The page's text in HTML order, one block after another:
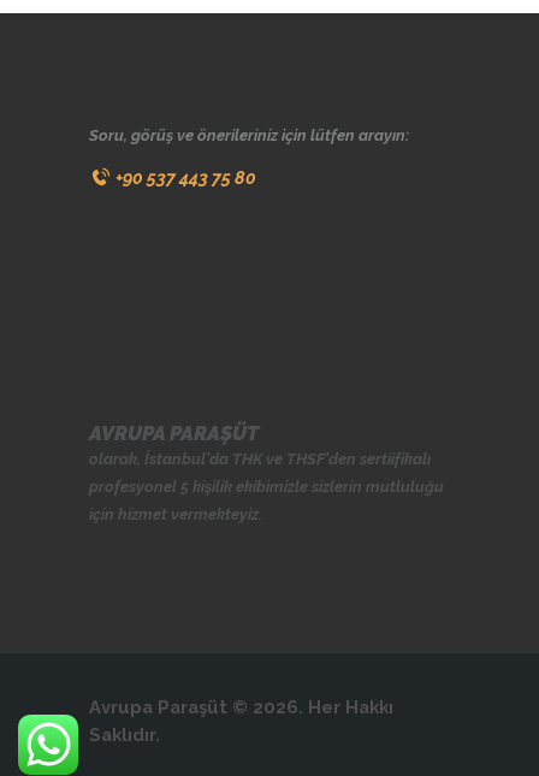
Soru, görüş ve önerileriniz için lütfen arayın:
+90 537 443 75 80
AVRUPA PARAŞÜT
olarak, İstanbul'da THKve THSF'den sertiifikalı
profesyonel 5 kişilik ekibimizle sizlerin mutluluğu
için hizmet vermekteyiz.
Avrupa Paraşüt © 2026. Her Hakkı
Saklıdır.